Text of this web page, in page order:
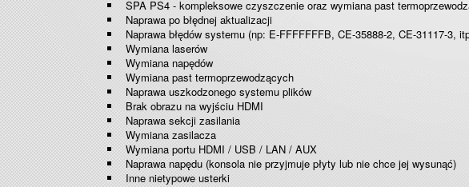
SPA PS4 - kompleksowe czyszczenie oraz wymiana past
Naprawa po błędnej aktualizacji
Naprawa błędów systemu (np: E-FFFFFFFB, CE-35888-2, CE-31117-3,
Wymiana laserów
Wymiana napędów
Wymiana past termoprzewodzących
Naprawa uszkodzonego systemu plików
Brak obrazu na wyjściu HDMI
Naprawa sekcji zasilania
Wymiana zasilacza
Wymiana portu HDMI / USB / LAN / AUX
Naprawa napędu (konsola nie przyjmuje płyty lub nie chce jej wysunąć)
Inne nietypowe usterki